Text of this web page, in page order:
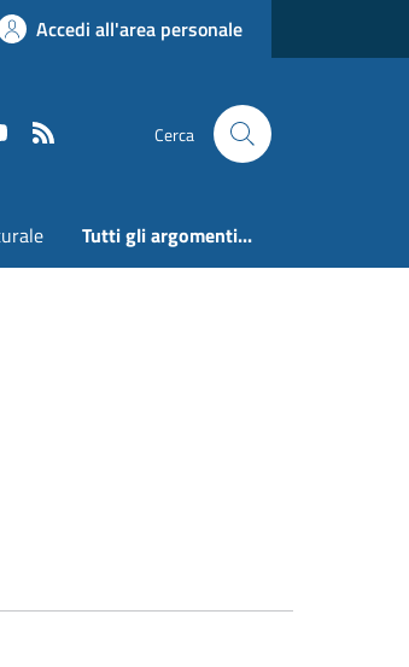
Accedi all'area personale
Youtube Cerca
Tutti gli argomenti...